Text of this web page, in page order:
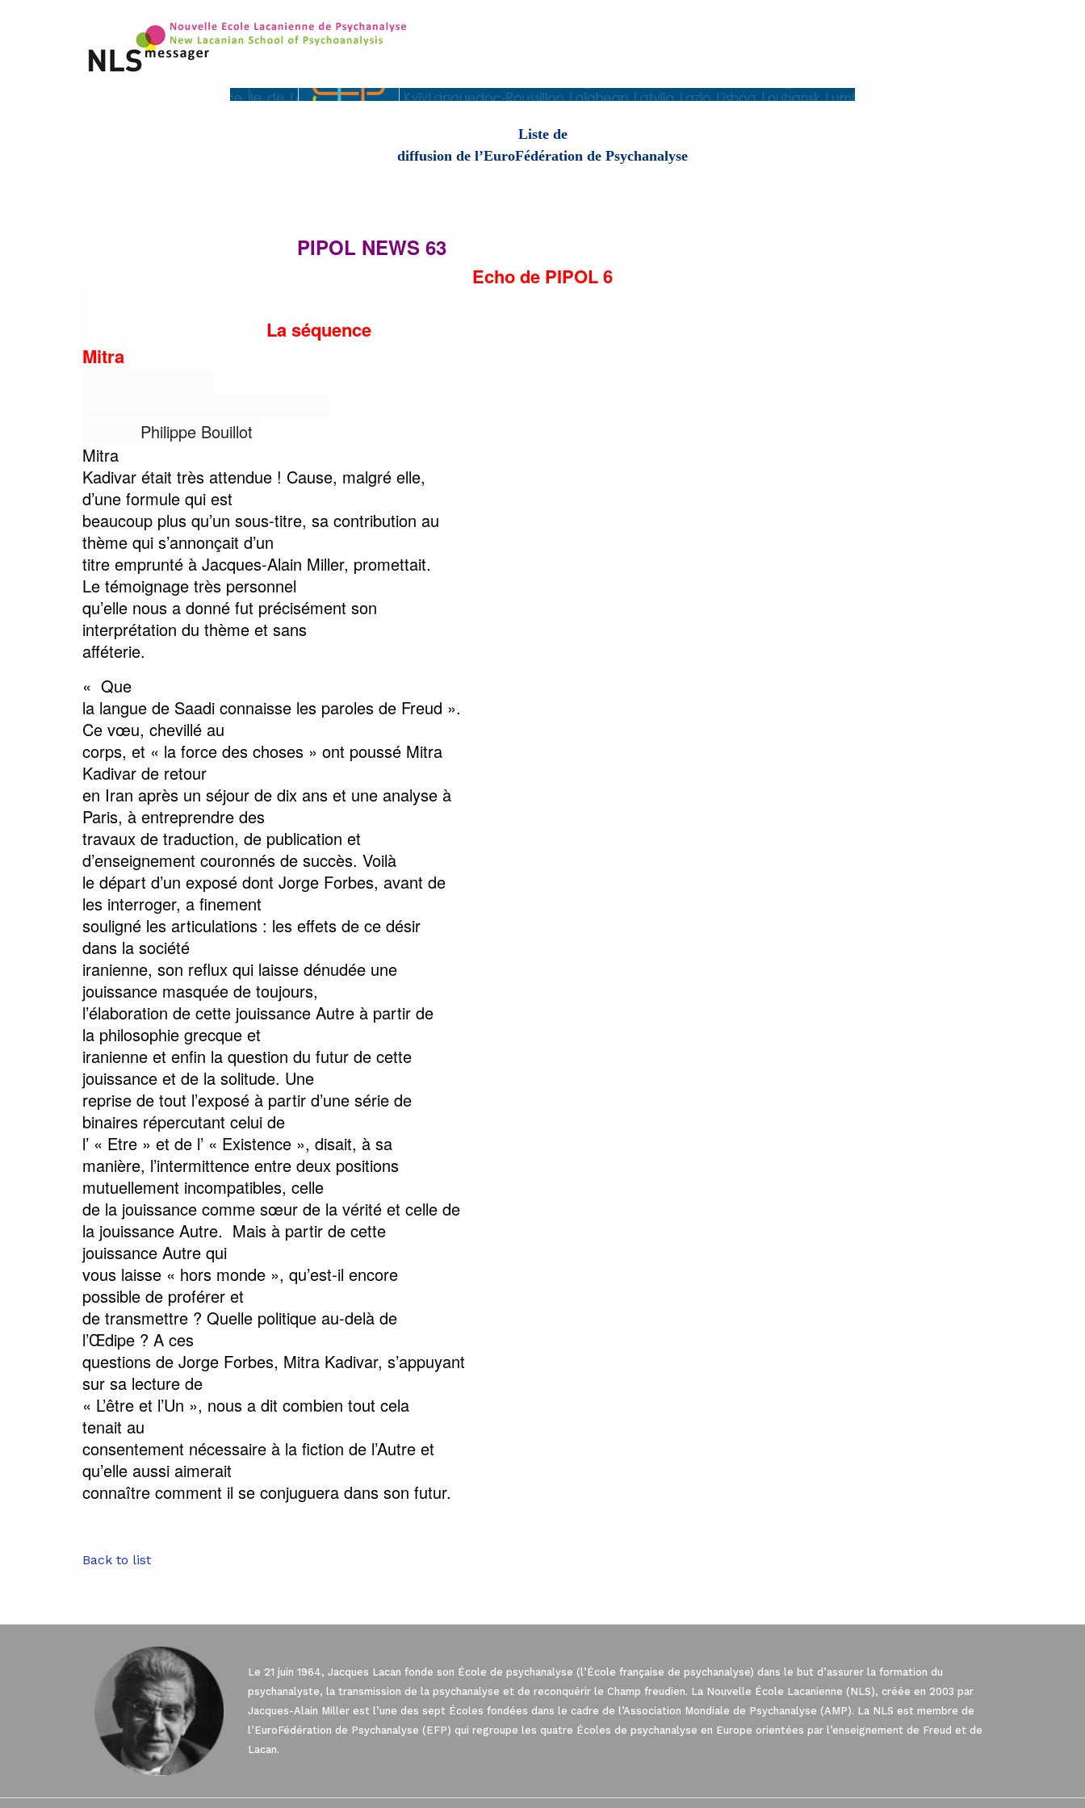
Liste de
diffusion de l’EuroFédération de Psychanalyse
PIPOL NEWS 63
Echo de PIPOL 6
La séquence
Mitra
Philippe Bouillot
Mitra
Kadivar était très attendue ! Cause, malgré elle,
d’une formule qui est
beaucoup plus qu’un sous-titre, sa contribution au
thème qui s’annonçait d’un
titre emprunté à Jacques-Alain Miller, promettait.
Le témoignage très personnel
qu’elle nous a donné fut précisément son
interprétation du thème et sans
afféterie.
« Que
la langue de Saadi connaisse les paroles de Freud ».
Ce vœu, chevillé au
corps, et « la force des choses » ont poussé Mitra
Kadivar de retour
en Iran après un séjour de dix ans et une analyse à
Paris, à entreprendre des
travaux de traduction, de publication et
d’enseignement couronnés de succès. Voilà
le départ d’un exposé dont Jorge Forbes, avant de
les interroger, a finement
souligné les articulations : les effets de ce désir
dans la société
iranienne, son reflux qui laisse dénudée une
jouissance masquée de toujours,
l’élaboration de cette jouissance Autre à partir de
la philosophie grecque et
iranienne et enfin la question du futur de cette
jouissance et de la solitude. Une
reprise de tout l’exposé à partir d’une série de
binaires répercutant celui de
l’ « Etre » et de l’ « Existence », disait, à sa
manière, l’intermittence entre deux positions
mutuellement incompatibles, celle
de la jouissance comme sœur de la vérité et celle de
la jouissance Autre. Mais à partir de cette
jouissance Autre qui
vous laisse « hors monde », qu’est-il encore
possible de proférer et
de transmettre ? Quelle politique au-delà de
l’Œdipe ? A ces
questions de Jorge Forbes, Mitra Kadivar, s’appuyant
sur sa lecture de
« L’être et l’Un », nous a dit combien tout cela
tenait au
consentement nécessaire à la fiction de l’Autre et
qu’elle aussi aimerait
connaître comment il se conjuguera dans son futur.
Back to list
Le 21 juin 1964, Jacques Lacan fonde son École de psychanalyse (l’École française de psychanalyse) dans le but d’assurer la formation du
psychanalyste, la transmission de la psychanalyse et de reconquérir le Champ freudien. La Nouvelle École Lacanienne (NLS), créée en 2003 par
Jacques-Alain Miller est l’une des sept Écoles fondées dans le cadre de l’Association Mondiale de Psychanalyse (AMP). La NLS est membre de
l’EuroFédération de Psychanalyse (EFP) qui regroupe les quatre Écoles de psychanalyse en Europe orientées par l’enseignement de Freud et de
Lacan.